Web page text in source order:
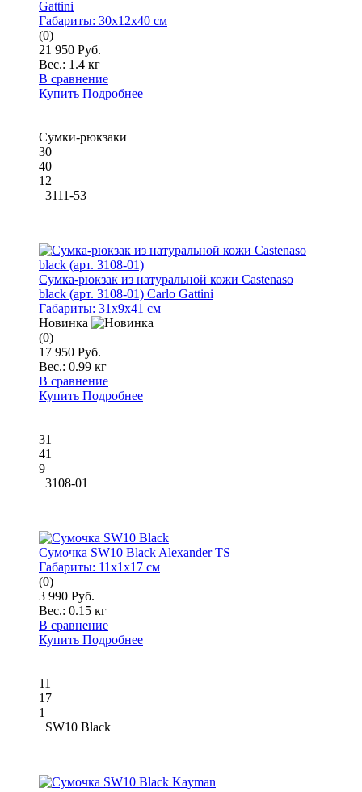
Gattini
Габариты: 30x12x40 см
(0)
21 950 Руб.
Вес.: 1.4 кг
В сравнение
Купить Подробнее
Сумки-рюкзаки
30
40
12
3111-53
Сумка-рюкзак из натуральной кожи Castenaso
black (арт. 3108-01) Carlo Gattini
Габариты: 31x9x41 см
Новинка
(0)
17 950 Руб.
Вес.: 0.99 кг
В сравнение
Купить Подробнее
31
41
9
3108-01
Сумочка SW10 Black Alexander TS
Габариты: 11x1x17 см
(0)
3 990 Руб.
Вес.: 0.15 кг
В сравнение
Купить Подробнее
11
17
1
SW10 Black